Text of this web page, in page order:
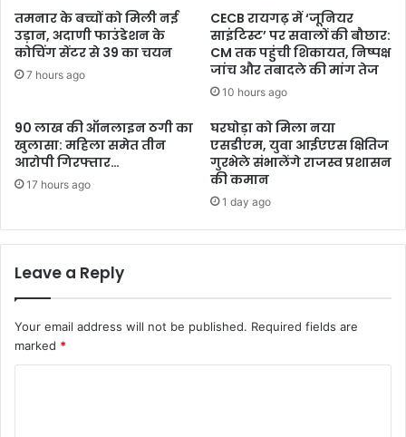
तमनार के बच्चों को मिली नई
उड़ान, अदाणी फाउंडेशन के
कोचिंग सेंटर से 39 का चयन
7 hours ago
CECB रायगढ़ में ‘जूनियर
साइंटिस्ट’ पर सवालों की बौछार:
CM तक पहुंची शिकायत, निष्पक्ष
जांच और तबादले की मांग तेज
10 hours ago
90 लाख की ऑनलाइन ठगी का
खुलासा: महिला समेत तीन
आरोपी गिरफ्तार…
17 hours ago
घरघोड़ा को मिला नया
एसडीएम, युवा आईएएस क्षितिज
गुरभेले संभालेंगे राजस्व प्रशासन
की कमान
1 day ago
Leave a Reply
Your email address will not be published. Required fields are
marked *